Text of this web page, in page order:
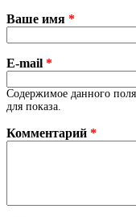
Ваше имя *
E-mail *
Содержимое данного
для показа.
Комментарий *